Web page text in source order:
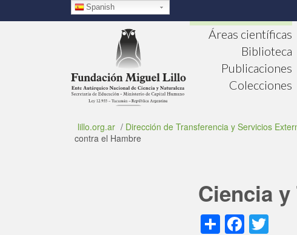
Spanish
Áreas científicas
Biblioteca
Publicaciones
Colecciones
lillo.org.ar / Dirección de Transferencia y Servicios
contra el Hambre
Ciencia
Share